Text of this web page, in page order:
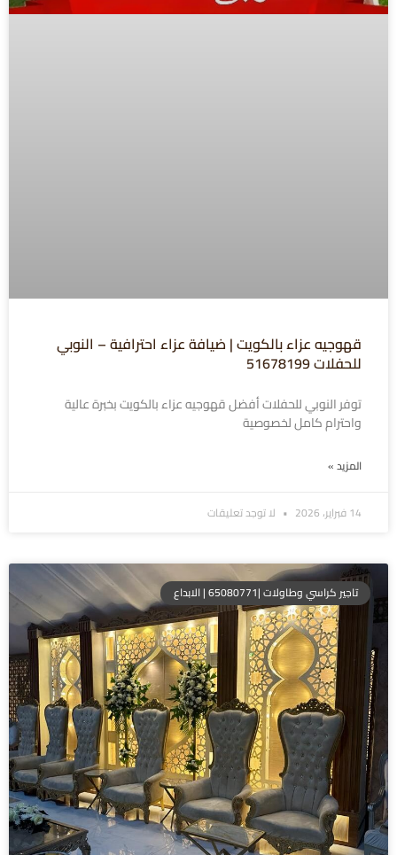
قهوجيه عزاء بالكويت | ضيافة عزاء احترافية – النوبي
للحفلات 51678199
توفر النوبي للحفلات أفضل قهوجيه عزاء بالكويت بخبرة عالية
واحترام كامل لخصوصية
المزيد »
14 فبراير، 2026 لا توجد تعليقات
تاجير كراسي وطاولات |65080771 | الابداع